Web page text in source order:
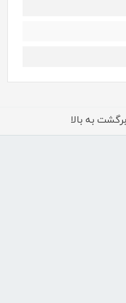
برگشت به بالا